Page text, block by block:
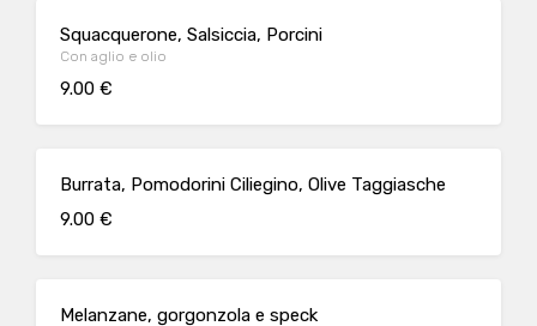
Squacquerone, Salsiccia, Porcini
Con aglio e olio
9.00 €
Burrata, Pomodorini Ciliegino, Olive Taggiasche
9.00 €
Melanzane, gorgonzola e speck